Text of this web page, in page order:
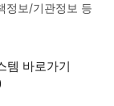
정보/기관정보 등
템 바로가기